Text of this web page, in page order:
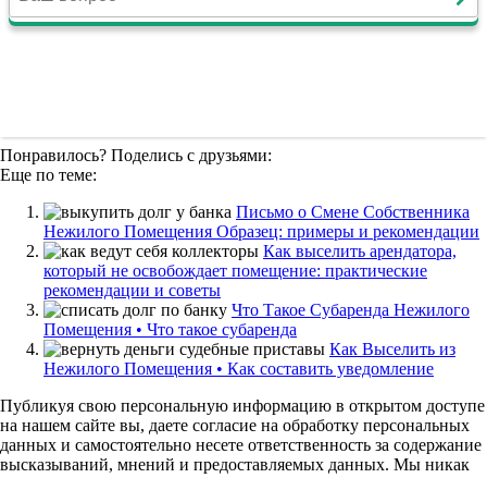
Понравилось? Поделись с друзьями:
Еще по теме:
Письмо о Смене Собственника
Нежилого Помещения Образец: примеры и рекомендации
Как выселить арендатора,
который не освобождает помещение: практические
рекомендации и советы
Что Такое Субаренда Нежилого
Помещения • Что такое субаренда
Как Выселить из
Нежилого Помещения • Как составить уведомление
Публикуя свою персональную информацию в открытом доступе
на нашем сайте вы, даете согласие на обработку персональных
данных и самостоятельно несете ответственность за содержание
высказываний, мнений и предоставляемых данных. Мы никак